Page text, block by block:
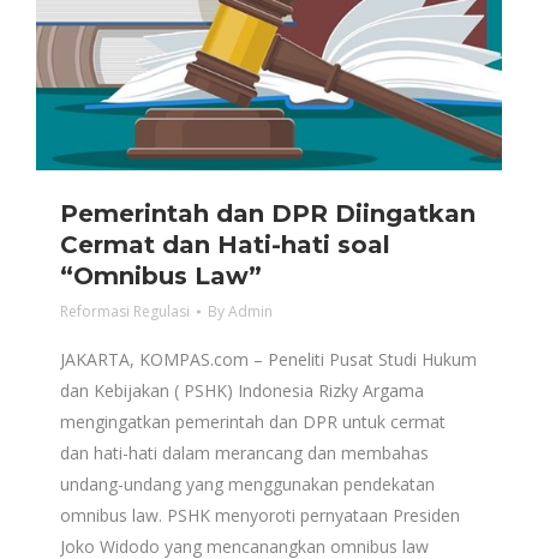
Pemerintah dan DPR Diingatkan
Cermat dan Hati-hati soal
“Omnibus Law”
Reformasi Regulasi ByAdmin
JAKARTA, KOMPAS.com – Peneliti Pusat Studi Hukum
dan Kebijakan ( PSHK) Indonesia Rizky Argama
mengingatkan pemerintah dan DPR untuk cermat
dan hati-hati dalam merancang dan membahas
undang-undang yang menggunakan pendekatan
omnibus law. PSHK menyoroti pernyataan Presiden
Joko Widodo yang mencanangkan omnibus law